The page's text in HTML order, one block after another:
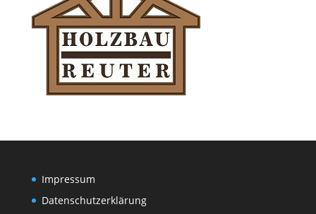
Impressum
Datenschutzerklärung